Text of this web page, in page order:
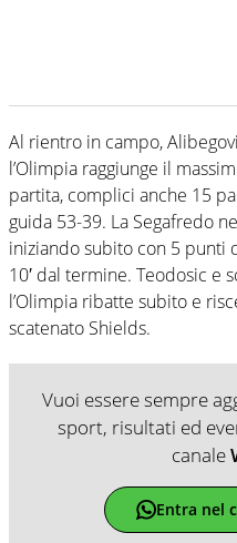
Al rientro in campo,
l’Olimpia raggiunge il
partita, complici anche 15
guida 53-39. La Segafredo
iniziando subito con 5 punti
10′ dal termine. Teodosic e
l’Olimpia ribatte subito e
scatenato Shields.
Vuoi essere sempre
sport, risultati ed
canale
Entra nel